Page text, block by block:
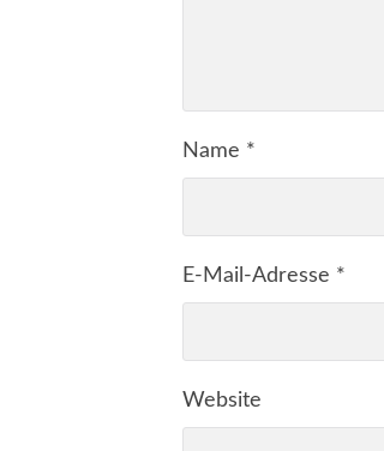
Name *
E-Mail-Adresse *
Website